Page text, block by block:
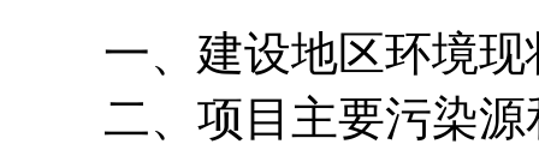
一、建设地区环境现
二、项目主要污染源